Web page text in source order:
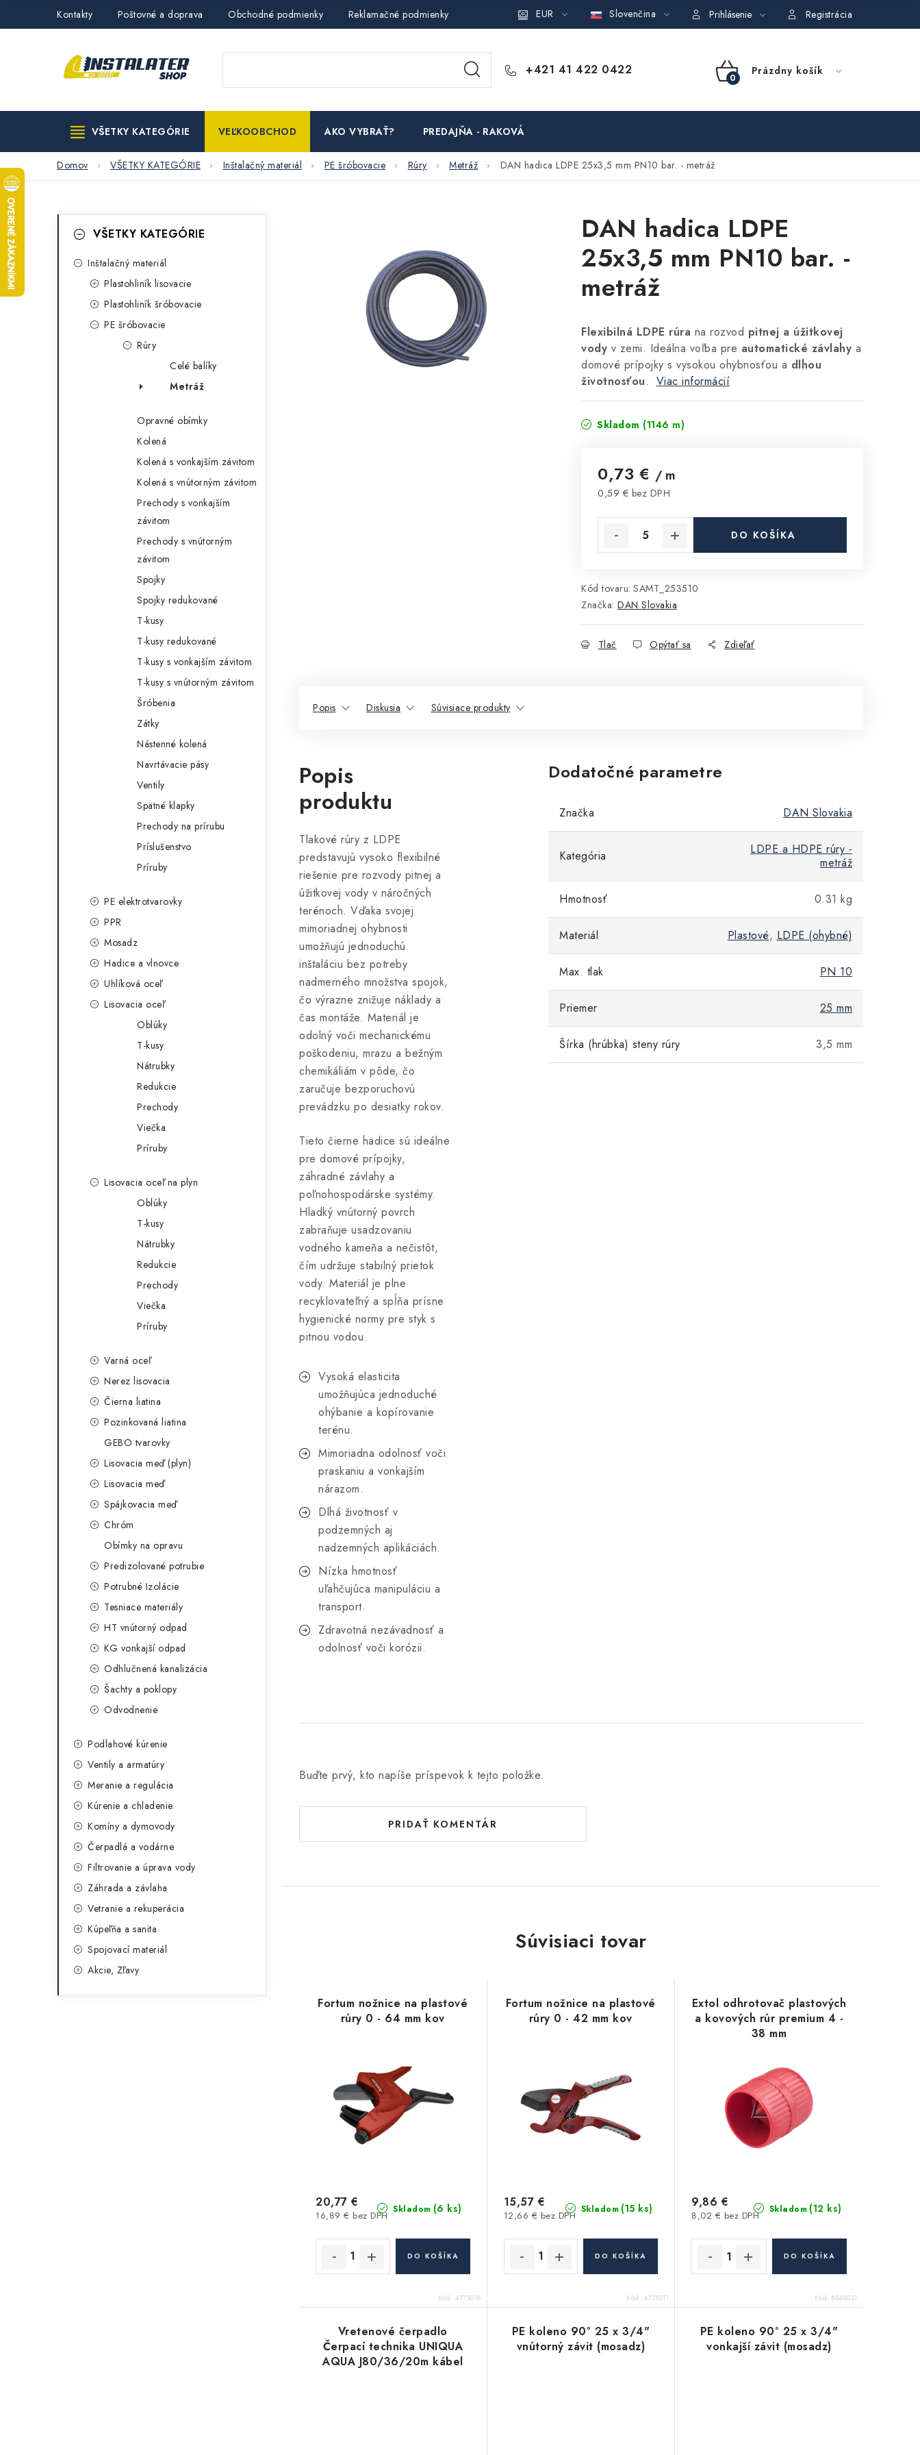
Kontakty Poštovné a doprava Obchodné podmienky Reklamačné podmienky Podmienky ochrany osobných údajov Obchodné podmienky požičovne náradia
EUR Slovenčina Prihlásenie Registrácia
+421 41 422 0422
NÁKUPNÝ
Prázdny košík
VŠETKY KATEGÓRIE VEĽKOOBCHOD AKO VYBRAŤ? PREDAJŇA - RAKOVÁ
Domov VŠETKY KATEGÓRIE Inštalačný materiál PE šróbovacie Rúry Metráž DAN hadica LDPE 25x3,5 mm PN10 bar. - metráž
kategórieVŠETKY KATEGÓRIE
Inštalačný materiál
Plastohliník lisovacie
Plastohliník šróbovacie
PE šróbovacie
Rúry
Celé balíky
Metráž
Opravné obímky
Kolená
Kolená s vonkajším závitom
Kolená s vnútorným závitom
Prechody s vonkajším
závitom
Prechody s vnútorným
závitom
Spojky
Spojky redukované
T-kusy
T-kusy redukované
T-kusy s vonkajším závitom
T-kusy s vnútorným závitom
Šróbenia
Zátky
Nástenné kolená
Navrtávacie pásy
Ventily
Spätné klapky
Prechody na prírubu
Príslušenstvo
Príruby
PE elektrotvarovky
PPR
Mosadz
Hadice a vlnovce
Uhlíková oceľ
Lisovacia oceľ
Oblúky
T-kusy
Nátrubky
Redukcie
Prechody
Viečka
Príruby
Lisovacia oceľ na plyn
Oblúky
T-kusy
Nátrubky
Redukcie
Prechody
Viečka
Príruby
Varná oceľ
Nerez lisovacia
Čierna liatina
Pozinkovaná liatina
GEBO tvarovky
Lisovacia meď (plyn)
Lisovacia meď
Spájkovacia meď
Chróm
Obímky na opravu
Predizolované potrubie
Potrubné Izolácie
Tesniace materiály
HT vnútorný odpad
KG vonkajší odpad
Odhlučnená kanalizácia
Šachty a poklopy
Odvodnenie
Podlahové kúrenie
Ventily a armatúry
Meranie a regulácia
Kúrenie a chladenie
Komíny a dymovody
Čerpadlá a vodárne
Filtrovanie a úprava vody
Záhrada a závlaha
Vetranie a rekuperácia
Kúpeľňa a sanita
Spojovací materiál
Akcie, Zľavy
DAN hadica LDPE
25x3,5 mm PN10 bar. -
metráž
Flexibilná LDPE rúra na rozvod pitnej a úžitkovej
vody v zemi. Ideálna voľba pre automatické závlahy a
domové prípojky s vysokou ohybnosťou a dlhou
životnosťou. Viac informácií
Skladom (1146 m)
0,73 € / m
0,59 € bez DPH
DO KOŠÍKA
Kód tovaru: SAMT_253510
Značka: DAN Slovakia
Tlač Opýtať sa Zdieľať
Popis Diskusia Súvisiace produkty
Popis
produktu
Tlakové rúry z LDPE
predstavujú vysoko flexibilné
riešenie pre rozvody pitnej a
úžitkovej vody v náročných
terénoch. Vďaka svojej
mimoriadnej ohybnosti
umožňujú jednoduchú
inštaláciu bez potreby
nadmerného množstva spojok,
čo výrazne znižuje náklady a
čas montáže. Materiál je
odolný voči mechanickému
poškodeniu, mrazu a bežným
chemikáliám v pôde, čo
zaručuje bezporuchovú
prevádzku po desiatky rokov.
Tieto čierne hadice sú ideálne
pre domové prípojky,
záhradné závlahy a
poľnohospodárske systémy.
Hladký vnútorný povrch
zabraňuje usadzovaniu
vodného kameňa a nečistôt,
čím udržuje stabilný prietok
vody. Materiál je plne
recyklovateľný a spĺňa prísne
hygienické normy pre styk s
pitnou vodou.
Vysoká elasticita
umožňujúca jednoduché
ohýbanie a kopírovanie
terénu.
Mimoriadna odolnosť voči
praskaniu a vonkajším
nárazom.
Dlhá životnosť v
podzemných aj
nadzemných aplikáciách.
Nízka hmotnosť
uľahčujúca manipuláciu a
transport.
Zdravotná nezávadnosť a
odolnosť voči korózii.
Dodatočné parametre
Značka DAN Slovakia
Kategória
LDPE a HDPE rúry -
metráž
Hmotnosť 0.31 kg
Materiál Plastové, LDPE (ohybné)
Max. tlak PN 10
Priemer 25 mm
Šírka (hrúbka) steny rúry 3,5 mm
Buďte prvý, kto napíše príspevok k tejto položke.
PRIDAŤ KOMENTÁR
Súvisiaci tovar
Fortum nožnice na plastové
rúry 0 - 64 mm kov
Skladom (6 ks)
16,89 € bez DPH
20,77 €
DO KOŠÍKA
Kód:4775016
Fortum nožnice na plastové
rúry 0 - 42 mm kov
Skladom (15 ks)
12,66 € bez DPH
15,57 €
DO KOŠÍKA
Kód: 4775011
Extol odhrotovač plastových
a kovových rúr premium 4 -
38 mm
Skladom (12 ks)
8,02 € bez DPH
9,86 €
DO KOŠÍKA
Kód:8848031
Vretenové čerpadlo
Čerpací technika UNIQUA
AQUA J80/36/20m kábel
PE koleno 90° 25 x 3/4"
vnútorný závit (mosadz)
PE koleno 90° 25 x 3/4"
vonkajší závit (mosadz)